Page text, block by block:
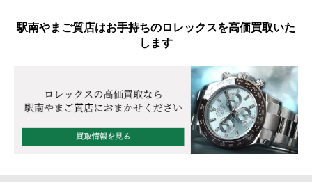
駅南やまご質店はお手持ちのロレックスを高価買取いた
します